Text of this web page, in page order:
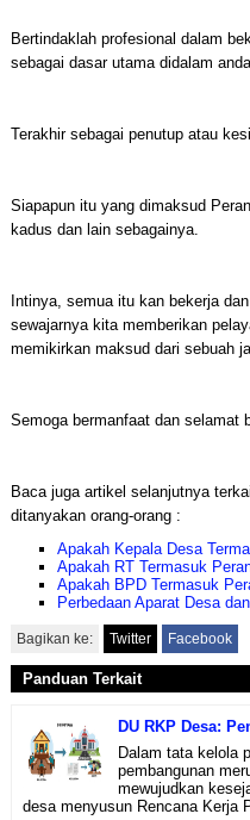
Bertindaklah profesional dalam
sebagai dasar utama didalam
Terakhir sebagai penutup atau
Siapapun itu yang dimaksud
kadus dan lain sebagainya.
Intinya, semua itu kan bekerja
sewajarnya kita memberikan
memikirkan maksud dari sebuah
Semoga bermanfaat dan selamat
Baca juga artikel selanjutnya
ditanyakan orang-orang :
Apakah Kepala Desa
Apakah RT Termasuk
Apakah BPD Termasuk
Perbedaan Aparat Desa
Bagikan ke: Twitter Facebook
Panduan Terkait
DU RKP Desa:
Dalam tata kelola
pembangunan
mewujudkan
desa menyusun Rencana Kerja